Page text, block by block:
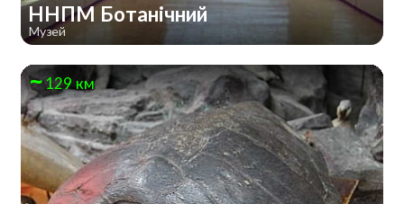
ННПМ Ботанічний
Музей
129 км